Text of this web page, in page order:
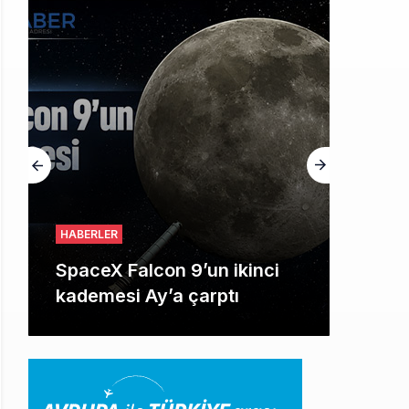
HABERLER
SpaceX Falcon 9’un ikinci
kademesi Ay’a çarptı